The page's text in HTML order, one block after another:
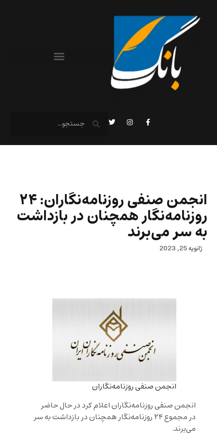
انجمن صنفی روزنامه‌نگاران: ۲۴
روزنامه‌نگار همچنان در بازداشت
به سر می‌برند
ژانویه 25, 2023
انجمن صنفی روزنامه‌نگاران
انجمن صنفی روزنامه‌نگاران اعلام کرد در حال حاضر
در مجموع ۲۴ روزنامه‌نگار همچنان در بازداشت به سر
می‌برند.